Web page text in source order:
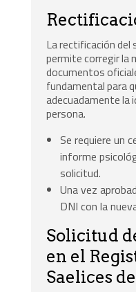
La rectificación del
permite corregir la
documentos
fundamental para
adecuadamente la
persona.
Se requiere un
informe
solicitud.
Una vez
DNI con la
Solicitud
en el
Saelices